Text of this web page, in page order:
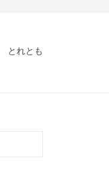
とれとも